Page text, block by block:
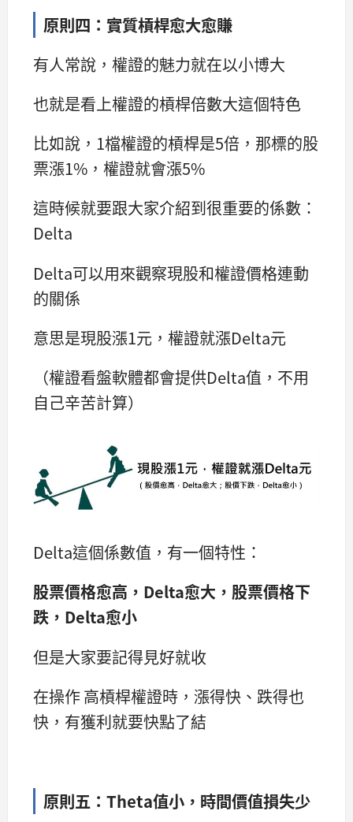
原則四：實質槓桿愈大愈賺
有人常說，權證的魅力就在以小博大
也就是看上權證的槓桿倍數大這個特色
比如說，1檔權證的槓桿是5倍，那標的股
票漲1%，權證就會漲5%
這時候就要跟大家介紹到很重要的係數：
Delta
Delta可以用來觀察現股和權證價格連動
的關係
意思是現股漲1元，權證就漲Delta元
（權證看盤軟體都會提供Delta值，不用
自己辛苦計算）
Delta這個係數值，有一個特性：
股票價格愈高，Delta愈大，股票價格下
跌，Delta愈小
但是大家要記得見好就收
在操作 高槓桿權證時，漲得快、跌得也
快，有獲利就要快點了結
原則五：Theta值小，時間價值損失少